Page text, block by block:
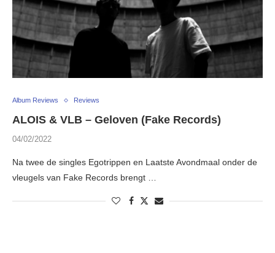
Album Reviews Reviews
ALOIS & VLB – Geloven (Fake Records)
04/02/2022
Na twee de singles Egotrippen en Laatste Avondmaal onder de
vleugels van Fake Records brengt …